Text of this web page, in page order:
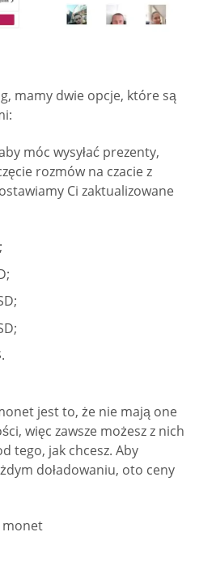
mamy dwie opcje, które są
móc wysyłać prezenty,
rozmów na czacie z
Ci zaktualizowane
jest to, że nie mają one
więc zawsze możesz z nich
tego, jak chcesz. Aby
doładowaniu, oto ceny
monet